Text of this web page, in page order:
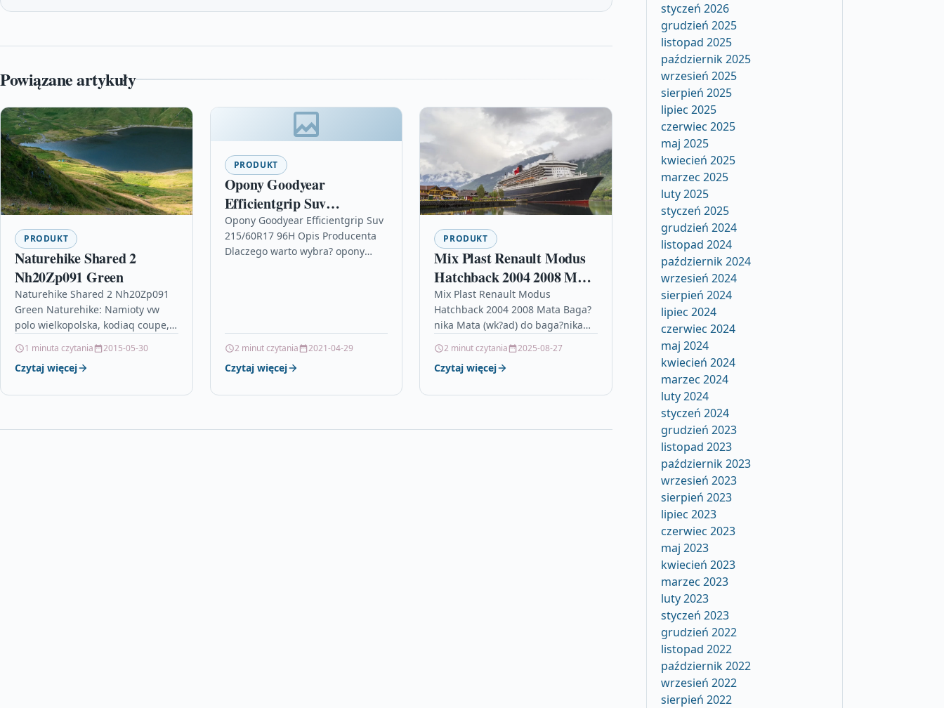
Powiązane artykuły
PRODUKT
Naturehike Shared 2
Nh20Zp091 Green
Naturehike Shared 2 Nh20Zp091
Green Naturehike: Namioty vw
polo wielkopolska, kodiaq coupe,
mini f54, talisman otomoto, suzuki
splash…
1 minuta czytania 2015-05-30
Czytaj więcej
PRODUKT
Opony Goodyear
Efficientgrip Suv
215/60R17 96H
Opony Goodyear Efficientgrip Suv
215/60R17 96H Opis Producenta
Dlaczego warto wybra? opony
2 minut czytania 2021-04-29
Czytaj więcej
PRODUKT
Mix Plast Renault Modus
Hatchback 2004 2008 Mata
Baga?nika
Mix Plast Renault Modus
Hatchback 2004 2008 Mata Baga?
nika Mata (wk?ad) do baga?nika
PLAST:z wysokim korytkowym
brzegiem ochronnym oraz
2 minut czytania 2025-08-27
Czytaj więcej
styczeń 2026
grudzień 2025
listopad 2025
październik 2025
wrzesień 2025
sierpień 2025
lipiec 2025
czerwiec 2025
maj 2025
kwiecień 2025
marzec 2025
luty 2025
styczeń 2025
grudzień 2024
listopad 2024
październik 2024
wrzesień 2024
sierpień 2024
lipiec 2024
czerwiec 2024
maj 2024
kwiecień 2024
marzec 2024
luty 2024
styczeń 2024
grudzień 2023
listopad 2023
październik 2023
wrzesień 2023
sierpień 2023
lipiec 2023
czerwiec 2023
maj 2023
kwiecień 2023
marzec 2023
luty 2023
styczeń 2023
grudzień 2022
listopad 2022
październik 2022
wrzesień 2022
sierpień 2022